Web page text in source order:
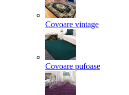
Covoare vintage
Covoare pufoase